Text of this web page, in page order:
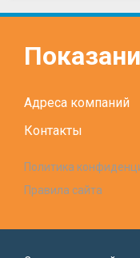
Адреса компаний
Контакты
Политика
Правила сайта